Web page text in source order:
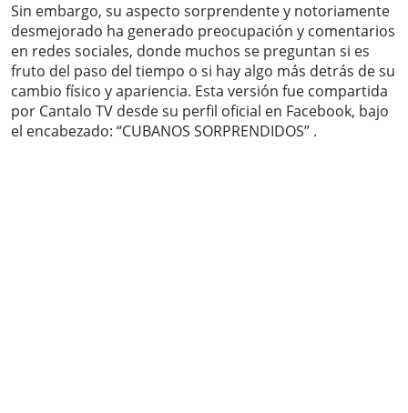
Sin embargo, su aspecto sorprendente y notoriamente
desmejorado ha generado preocupación y comentarios
en redes sociales, donde muchos se preguntan si es
fruto del paso del tiempo o si hay algo más detrás de su
cambio físico y apariencia. Esta versión fue compartida
por Cantalo TV desde su perfil oficial en Facebook, bajo
el encabezado: “CUBANOS SORPRENDIDOS” .